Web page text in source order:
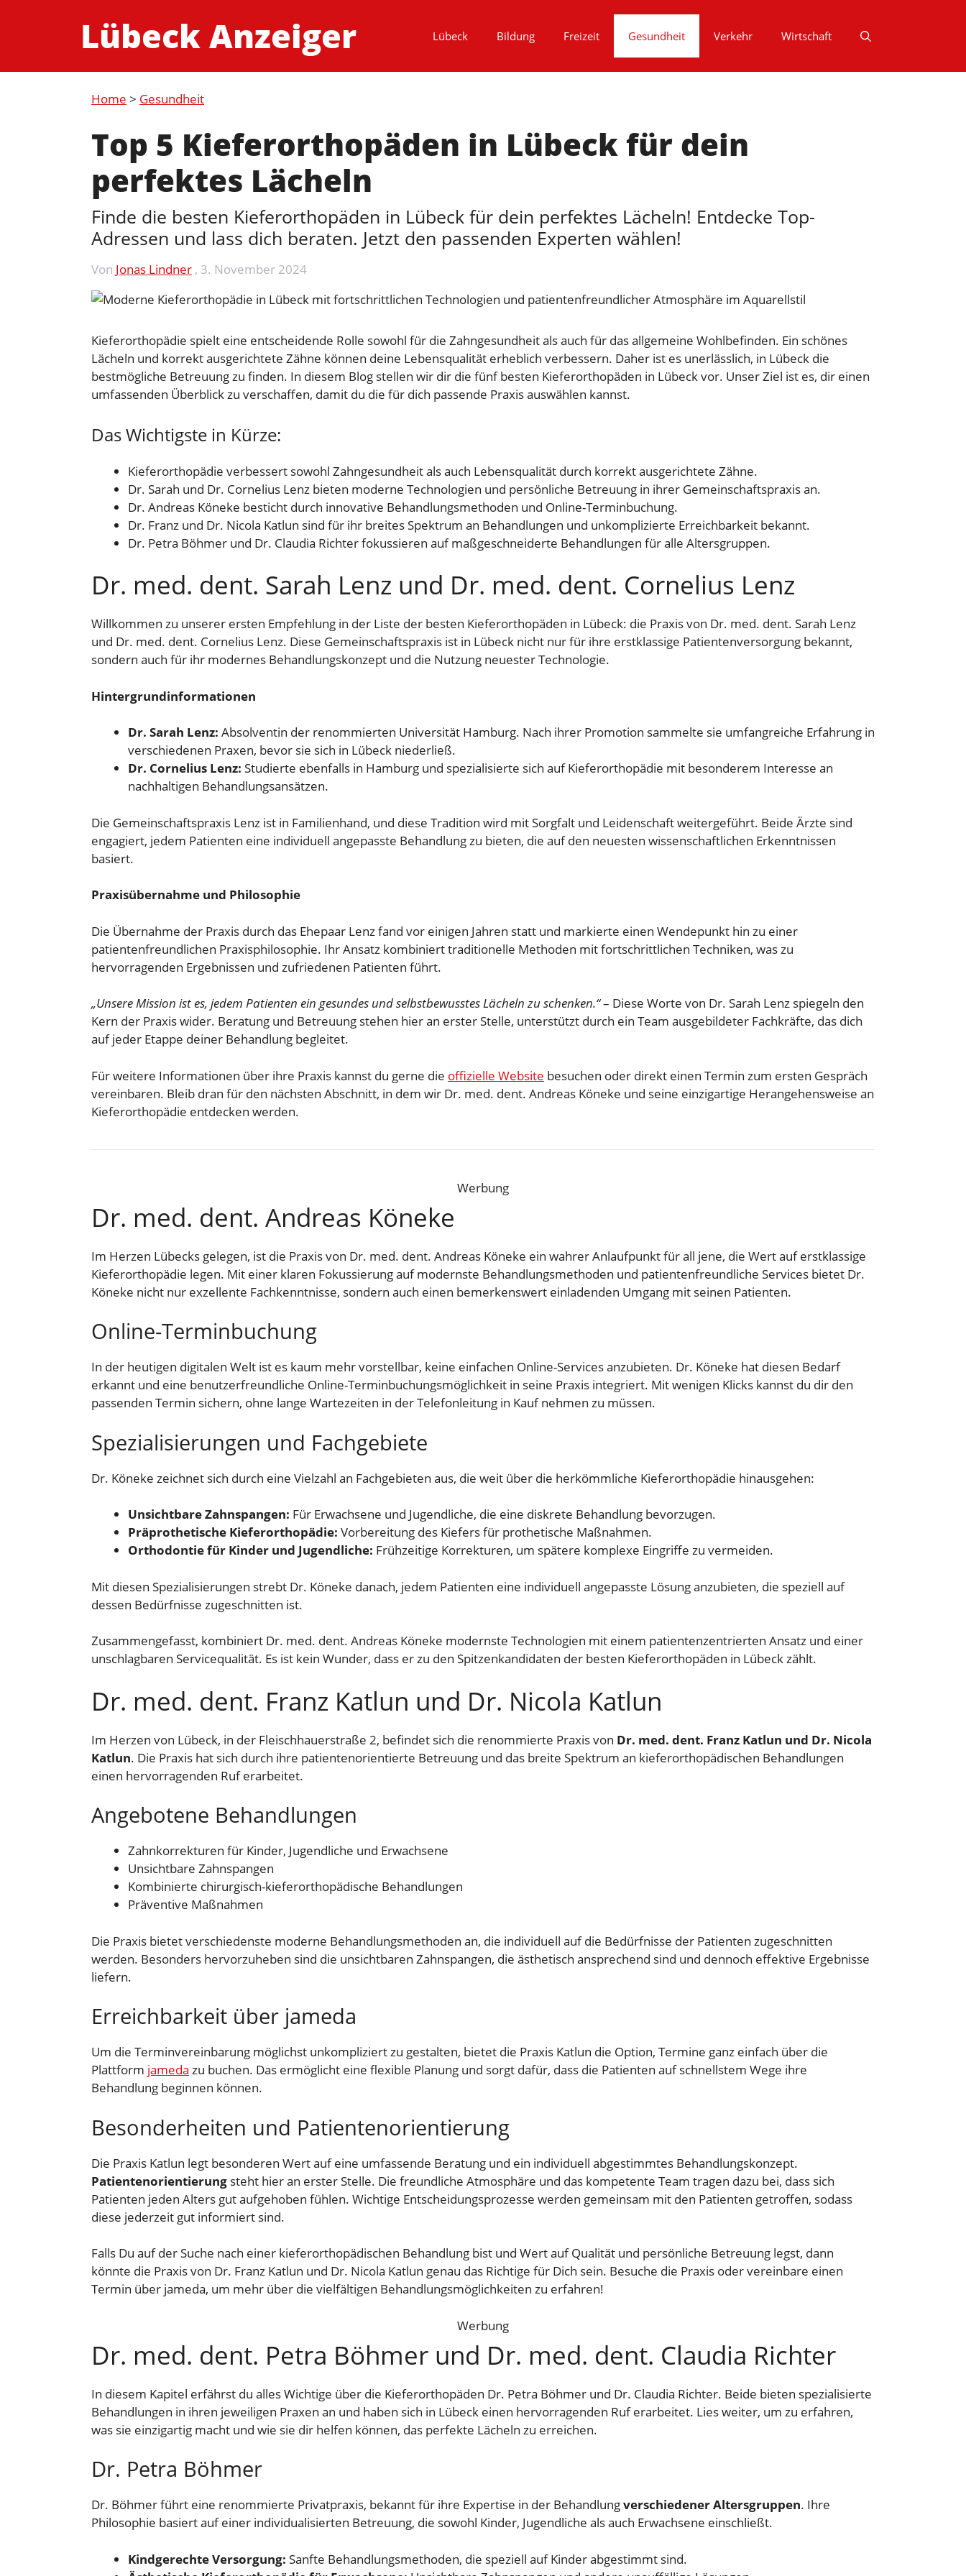
Lübeck Anzeiger Lübeck Bildung Freizeit Gesundheit Verkehr Wirtschaft
Home > Gesundheit
Top 5 Kieferorthopäden in Lübeck für dein
perfektes Lächeln
Finde die besten Kieferorthopäden in Lübeck für dein perfektes Lächeln! Entdecke Top-
Adressen und lass dich beraten. Jetzt den passenden Experten wählen!
Von Jonas Lindner , 3. November 2024
Kieferorthopädie spielt eine entscheidende Rolle sowohl für die Zahngesundheit als auch für das allgemeine Wohlbefinden. Ein schönes
Lächeln und korrekt ausgerichtete Zähne können deine Lebensqualität erheblich verbessern. Daher ist es unerlässlich, in Lübeck die
bestmögliche Betreuung zu finden. In diesem Blog stellen wir dir die fünf besten Kieferorthopäden in Lübeck vor. Unser Ziel ist es, dir einen
umfassenden Überblick zu verschaffen, damit du die für dich passende Praxis auswählen kannst.
Das Wichtigste in Kürze:
Kieferorthopädie verbessert sowohl Zahngesundheit als auch Lebensqualität durch korrekt ausgerichtete Zähne.
Dr. Sarah und Dr. Cornelius Lenz bieten moderne Technologien und persönliche Betreuung in ihrer Gemeinschaftspraxis an.
Dr. Andreas Köneke besticht durch innovative Behandlungsmethoden und Online-Terminbuchung.
Dr. Franz und Dr. Nicola Katlun sind für ihr breites Spektrum an Behandlungen und unkomplizierte Erreichbarkeit bekannt.
Dr. Petra Böhmer und Dr. Claudia Richter fokussieren auf maßgeschneiderte Behandlungen für alle Altersgruppen.
Dr. med. dent. Sarah Lenz und Dr. med. dent. Cornelius Lenz
Willkommen zu unserer ersten Empfehlung in der Liste der besten Kieferorthopäden in Lübeck: die Praxis von Dr. med. dent. Sarah Lenz
und Dr. med. dent. Cornelius Lenz. Diese Gemeinschaftspraxis ist in Lübeck nicht nur für ihre erstklassige Patientenversorgung bekannt,
sondern auch für ihr modernes Behandlungskonzept und die Nutzung neuester Technologie.
Hintergrundinformationen
Dr. Sarah Lenz: Absolventin der renommierten Universität Hamburg. Nach ihrer Promotion sammelte sie umfangreiche Erfahrung in
verschiedenen Praxen, bevor sie sich in Lübeck niederließ.
Dr. Cornelius Lenz: Studierte ebenfalls in Hamburg und spezialisierte sich auf Kieferorthopädie mit besonderem Interesse an
nachhaltigen Behandlungsansätzen.
Die Gemeinschaftspraxis Lenz ist in Familienhand, und diese Tradition wird mit Sorgfalt und Leidenschaft weitergeführt. Beide Ärzte sind
engagiert, jedem Patienten eine individuell angepasste Behandlung zu bieten, die auf den neuesten wissenschaftlichen Erkenntnissen
basiert.
Praxisübernahme und Philosophie
Die Übernahme der Praxis durch das Ehepaar Lenz fand vor einigen Jahren statt und markierte einen Wendepunkt hin zu einer
patientenfreundlichen Praxisphilosophie. Ihr Ansatz kombiniert traditionelle Methoden mit fortschrittlichen Techniken, was zu
hervorragenden Ergebnissen und zufriedenen Patienten führt.
„Unsere Mission ist es, jedem Patienten ein gesundes und selbstbewusstes Lächeln zu schenken.“– Diese Worte von Dr. Sarah Lenz spiegeln den
Kern der Praxis wider. Beratung und Betreuung stehen hier an erster Stelle, unterstützt durch ein Team ausgebildeter Fachkräfte, das dich
auf jeder Etappe deiner Behandlung begleitet.
Für weitere Informationen über ihre Praxis kannst du gerne die offizielle Website besuchen oder direkt einen Termin zum ersten Gespräch
vereinbaren. Bleib dran für den nächsten Abschnitt, in dem wir Dr. med. dent. Andreas Köneke und seine einzigartige Herangehensweise an
Kieferorthopädie entdecken werden.
Werbung
Dr. med. dent. Andreas Köneke
Im Herzen Lübecks gelegen, ist die Praxis von Dr. med. dent. Andreas Köneke ein wahrer Anlaufpunkt für all jene, die Wert auf erstklassige
Kieferorthopädie legen. Mit einer klaren Fokussierung auf modernste Behandlungsmethoden und patientenfreundliche Services bietet Dr.
Köneke nicht nur exzellente Fachkenntnisse, sondern auch einen bemerkenswert einladenden Umgang mit seinen Patienten.
Online-Terminbuchung
In der heutigen digitalen Welt ist es kaum mehr vorstellbar, keine einfachen Online-Services anzubieten. Dr. Köneke hat diesen Bedarf
erkannt und eine benutzerfreundliche Online-Terminbuchungsmöglichkeit in seine Praxis integriert. Mit wenigen Klicks kannst du dir den
passenden Termin sichern, ohne lange Wartezeiten in der Telefonleitung in Kauf nehmen zu müssen.
Spezialisierungen und Fachgebiete
Dr. Köneke zeichnet sich durch eine Vielzahl an Fachgebieten aus, die weit über die herkömmliche Kieferorthopädie hinausgehen:
Unsichtbare Zahnspangen: Für Erwachsene und Jugendliche, die eine diskrete Behandlung bevorzugen.
Präprothetische Kieferorthopädie: Vorbereitung des Kiefers für prothetische Maßnahmen.
Orthodontie für Kinder und Jugendliche: Frühzeitige Korrekturen, um spätere komplexe Eingriffe zu vermeiden.
Mit diesen Spezialisierungen strebt Dr. Köneke danach, jedem Patienten eine individuell angepasste Lösung anzubieten, die speziell auf
dessen Bedürfnisse zugeschnitten ist.
Zusammengefasst, kombiniert Dr. med. dent. Andreas Köneke modernste Technologien mit einem patientenzentrierten Ansatz und einer
unschlagbaren Servicequalität. Es ist kein Wunder, dass er zu den Spitzenkandidaten der besten Kieferorthopäden in Lübeck zählt.
Dr. med. dent. Franz Katlun und Dr. Nicola Katlun
Im Herzen von Lübeck, in der Fleischhauerstraße 2, befindet sich die renommierte Praxis von Dr. med. dent. Franz Katlun und Dr. Nicola
Katlun. Die Praxis hat sich durch ihre patientenorientierte Betreuung und das breite Spektrum an kieferorthopädischen Behandlungen
einen hervorragenden Ruf erarbeitet.
Angebotene Behandlungen
Zahnkorrekturen für Kinder, Jugendliche und Erwachsene
Unsichtbare Zahnspangen
Kombinierte chirurgisch-kieferorthopädische Behandlungen
Präventive Maßnahmen
Die Praxis bietet verschiedenste moderne Behandlungsmethoden an, die individuell auf die Bedürfnisse der Patienten zugeschnitten
werden. Besonders hervorzuheben sind die unsichtbaren Zahnspangen, die ästhetisch ansprechend sind und dennoch effektive Ergebnisse
liefern.
Erreichbarkeit über jameda
Um die Terminvereinbarung möglichst unkompliziert zu gestalten, bietet die Praxis Katlun die Option, Termine ganz einfach über die
Plattform jameda zu buchen. Das ermöglicht eine flexible Planung und sorgt dafür, dass die Patienten auf schnellstem Wege ihre
Behandlung beginnen können.
Besonderheiten und Patientenorientierung
Die Praxis Katlun legt besonderen Wert auf eine umfassende Beratung und ein individuell abgestimmtes Behandlungskonzept.
Patientenorientierung steht hier an erster Stelle. Die freundliche Atmosphäre und das kompetente Team tragen dazu bei, dass sich
Patienten jeden Alters gut aufgehoben fühlen. Wichtige Entscheidungsprozesse werden gemeinsam mit den Patienten getroffen, sodass
diese jederzeit gut informiert sind.
Falls Du auf der Suche nach einer kieferorthopädischen Behandlung bist und Wert auf Qualität und persönliche Betreuung legst, dann
könnte die Praxis von Dr. Franz Katlun und Dr. Nicola Katlun genau das Richtige für Dich sein. Besuche die Praxis oder vereinbare einen
Termin über jameda, um mehr über die vielfältigen Behandlungsmöglichkeiten zu erfahren!
Werbung
Dr. med. dent. Petra Böhmer und Dr. med. dent. Claudia Richter
In diesem Kapitel erfährst du alles Wichtige über die Kieferorthopäden Dr. Petra Böhmer und Dr. Claudia Richter. Beide bieten spezialisierte
Behandlungen in ihren jeweiligen Praxen an und haben sich in Lübeck einen hervorragenden Ruf erarbeitet. Lies weiter, um zu erfahren,
was sie einzigartig macht und wie sie dir helfen können, das perfekte Lächeln zu erreichen.
Dr. Petra Böhmer
Dr. Böhmer führt eine renommierte Privatpraxis, bekannt für ihre Expertise in der Behandlungverschiedener Altersgruppen. Ihre
Philosophie basiert auf einer individualisierten Betreuung, die sowohl Kinder, Jugendliche als auch Erwachsene einschließt.
Kindgerechte Versorgung: Sanfte Behandlungsmethoden, die speziell auf Kinder abgestimmt sind.